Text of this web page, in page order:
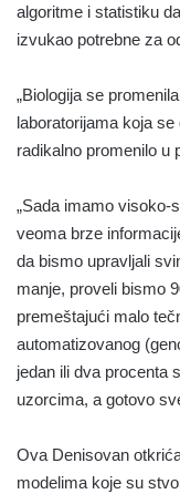
algoritme i statistiku
izvukao potrebne za
„Biologija se
laboratorijama koja
radikalno promenilo u
„Sada imamo visoko-
veoma brze
da bismo upravljali
manje, proveli bismo
premeštajući malo
automatizovanog
jedan ili dva procenta
uzorcima, a gotovo
Ova Denisovan
modelima koje su